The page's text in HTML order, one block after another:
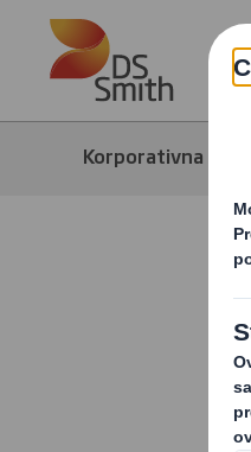
Skip to main content
Korporativna